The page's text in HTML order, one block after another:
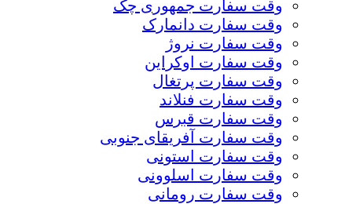
وقت سفارت جمهوری چک
وقت سفارت دانمارک
وقت سفارت نروژ
وقت سفارت اوکراین
وقت سفارت پرتغال
وقت سفارت فنلاند
وقت سفارت قبرس
وقت سفارت آفریقای جنوبی
وقت سفارت استونی
وقت سفارت اسلوونی
وقت سفارت رومانی